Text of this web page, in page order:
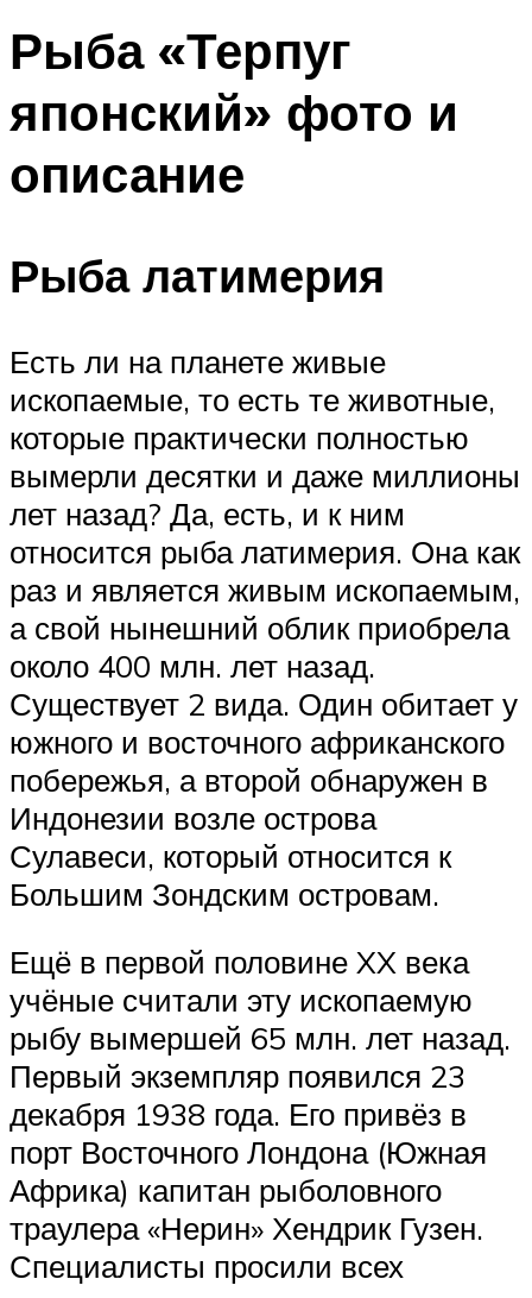
Рыба «Терпуг
японский» фото и
описание
Рыба латимерия
Есть ли на планете живые
ископаемые, то есть те животные,
которые практически полностью
вымерли десятки и даже миллионы
лет назад? Да, есть, и к ним
относится рыба латимерия. Она как
раз и является живым ископаемым,
а свой нынешний облик приобрела
около 400 млн. лет назад.
Существует 2 вида. Один обитает у
южного и восточного африканского
побережья, а второй обнаружен в
Индонезии возле острова
Сулавеси, который относится к
Большим Зондским островам.
Ещё в первой половине XX века
учёные считали эту ископаемую
рыбу вымершей 65 млн. лет назад.
Первый экземпляр появился 23
декабря 1938 года. Его привёз в
порт Восточного Лондона (Южная
Африка) капитан рыболовного
траулера «Нерин» Хендрик Гузен.
Специалисты просили всех